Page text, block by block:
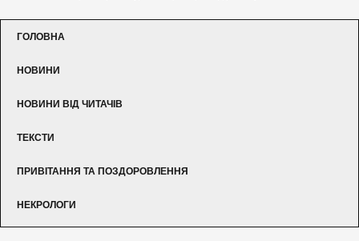
ГОЛОВНА
НОВИНИ
НОВИНИ ВІД ЧИТАЧІВ
ТЕКСТИ
ПРИВІТАННЯ ТА ПОЗДОРОВЛЕННЯ
НЕКРОЛОГИ